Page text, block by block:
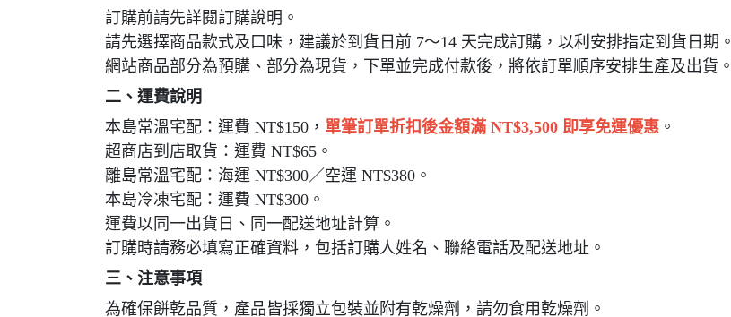
訂購前請先詳閱訂購說明。
請先選擇商品款式及口味，建議於到貨日前 7～14 天完成訂購，以利安排指定到貨日期。
網站商品部分為預購、部分為現貨，下單並完成付款後，將依訂單順序安排生產及出貨。
二、運費說明
本島常溫宅配：運費 NT$150， 單筆訂單折扣後金額滿 NT$3,500 即享免運優惠 。
超商店到店取貨：運費 NT$65。
離島常溫宅配：海運 NT$300／空運 NT$380。
本島冷凍宅配：運費 NT$300。
運費以同一出貨日、同一配送地址計算。
訂購時請務必填寫正確資料，包括訂購人姓名、聯絡電話及配送地址。
三、注意事項
為確保餅乾品質，產品皆採獨立包裝並附有乾燥劑，請勿食用乾燥劑。